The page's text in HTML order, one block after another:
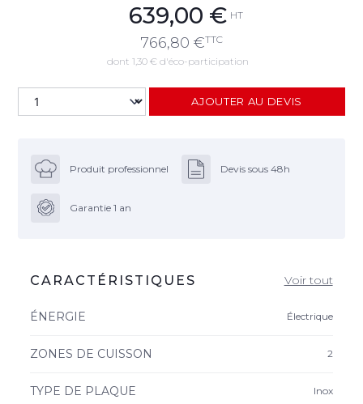
639,00 € HT
766,80 €TTC
dont 1,30 € d'éco-participation
AJOUTER AU DEVIS
Produit professionnel Devis sous 48h
Garantie 1 an
CARACTÉRISTIQUES Voir tout
ÉNERGIE Électrique
ZONES DE CUISSON 2
TYPE DE PLAQUE Inox